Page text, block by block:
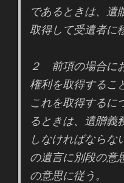
であるときは、遺
取得して受遺者に
２ 前項の場合に
権利を取得するこ
これを取得するに
るときは、遺贈義
しなければならな
の遺言に別段の意
の意思に従う。